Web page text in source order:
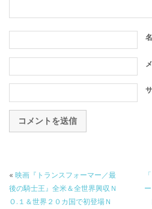
« 映画『トランスフォーマー／最
後の騎士王』全米＆全世界興収Ｎ
Ｏ.１＆世界２０カ国で初登場Ｎ